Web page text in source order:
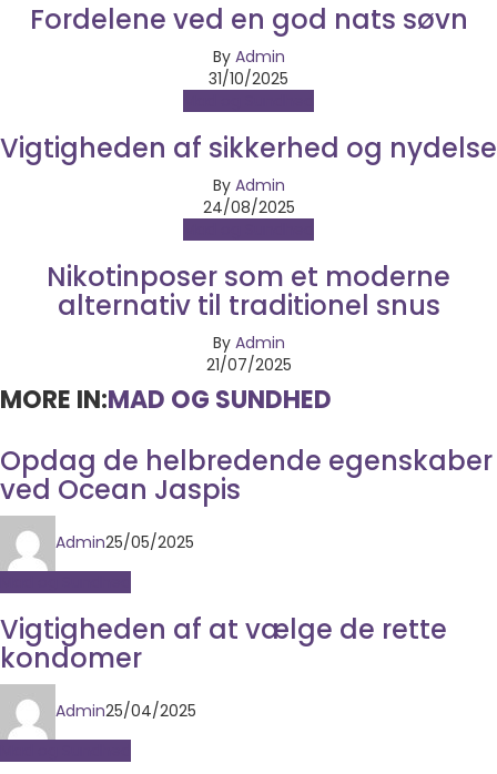
Fordelene ved en god nats søvn
By Admin
31/10/2025
Vigtigheden af sikkerhed og nydelse
By Admin
24/08/2025
Nikotinposer som et moderne
alternativ til traditionel snus
By Admin
21/07/2025
MORE IN:MAD OG SUNDHED
Opdag de helbredende egenskaber
ved Ocean Jaspis
Admin25/05/2025
Vigtigheden af at vælge de rette
kondomer
Admin25/04/2025